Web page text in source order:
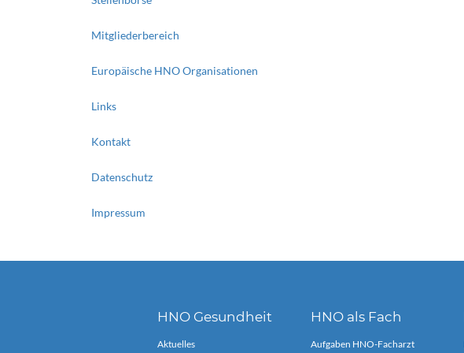
Mitgliederbereich
Europäische HNO Organisationen
Links
Kontakt
Datenschutz
Impressum
HNO Gesundheit
Aktuelles
HNO als Fach
Aufgaben HNO-Facharzt